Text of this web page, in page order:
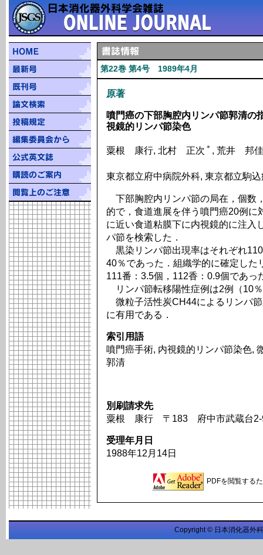
第22巻 第4号 1989年4月
原著
噴門癌の下部胸腔内リンパ節郭清の
視鏡的リンパ節染色
粟根 康行, 北村 正次 ＊ , 荒井 邦佳
東京都立府中病院外科, 東京都立駒
下部胸腔内リンパ節の局在，個数
的で，食道進展を伴う噴門癌20例
に近い食道粘膜下に内視鏡的に注入
パ節を検索した．
黒染リンパ節出現率はそれぞれ
40％であった．組織学的に確定した
111番：3.5個，112香：0.9個であっ
リンパ節転移陽性症例は2例（10
微粒子活性炭CH44によるリンパ
に有用である．
索引用語
噴門癌手術, 内視鏡的リンパ節染色,
郭清
別刷請求先
粟根 康行 〒183 府中市武蔵台2-
受理年月日
1988年12月14日
PDFを閲覧する
Copyright © 日本消化器外